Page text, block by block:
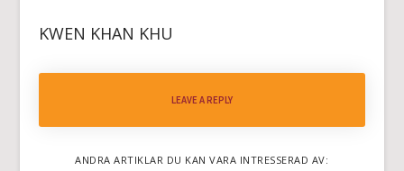
KWEN KHAN KHU
LEAVE A REPLY
ANDRA ARTIKLAR DU KAN VARA INTRESSERAD AV: